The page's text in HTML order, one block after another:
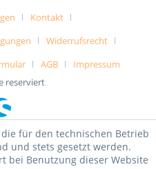
Kontakt
Widerrufsrecht
AGB
Impressum
reserviert
für den technischen Betrieb
und stets gesetzt werden.
bei Benutzung dieser Website